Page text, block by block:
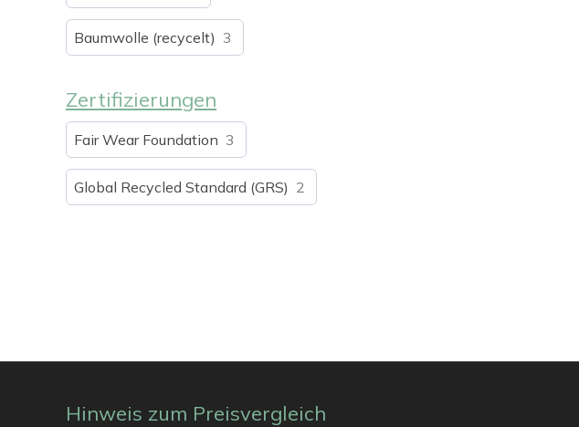
Baumwolle (recycelt) 3
Zertifizierungen
Fair Wear Foundation 3
Global Recycled Standard (GRS) 2
Hinweis zum Preisvergleich